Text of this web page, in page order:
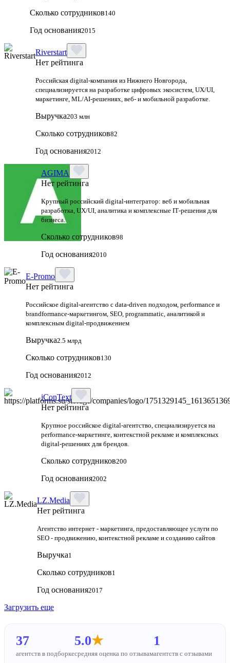
Сколько сотрудников140
Год основания2015
Riverstart
Нет рейтинга
Российская digital‑компания из Нижнего Новгорода,
специализируется на разработке цифровых экосистем, UX/UI,
маркетинге, ML/AI‑решениях, веб‑ и мобильной разработке.
Выручка203 млн
Сколько сотрудников82
Год основания2012
AGIMA
Нет рейтинга
Крупный российский digital‑интегратор: веб и мобильная
разработка, UX/UI, аналитика и комплексные IT‑решения для
бизнеса.
Сколько сотрудников98
Год основания2010
E-Promo
Нет рейтинга
Российское digital-агентство с data-driven подходом, performance и
brandformance-маркетингом, SEO, programmatic, аналитикой и
комплексным digital-продвижением
Выручка2.5 млрд
Сколько сотрудников130
Год основания2012
iConText
Нет рейтинга
Крупное российское digital-агентство, специализируется на
performance-маркетинге, контекстной рекламе и комплексных
digital-решениях для брендов.
Сколько сотрудников200
Год основания2002
LZ.Media
Нет рейтинга
Агентство интернет - маркетинга, предоставляющее услуги по
SEO - продвижению, контекстной рекламе и созданию сайтов
Выручка1
Сколько сотрудников1
Год основания2017
Загрузить еще
37
агентств в подборке
5.0★
средняя оценка по отзывам
1
агентств с отзывами